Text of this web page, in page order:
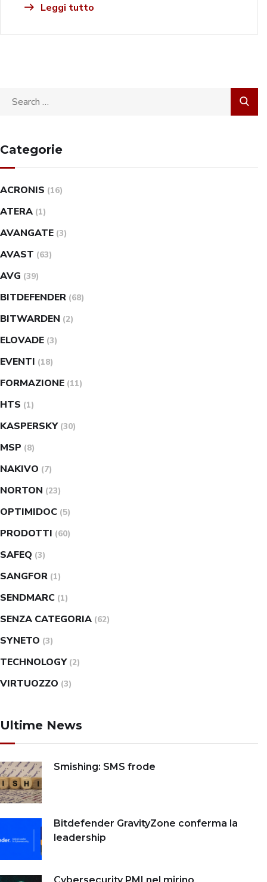
Leggi tutto
Categorie
ACRONIS (16)
ATERA (1)
AVANGATE (3)
AVAST (63)
AVG (39)
BITDEFENDER (68)
BITWARDEN (2)
ELOVADE (3)
EVENTI (18)
FORMAZIONE (11)
HTS (1)
KASPERSKY (30)
MSP (8)
NAKIVO (7)
NORTON (23)
OPTIMIDOC (5)
PRODOTTI (60)
SAFEQ (3)
SANGFOR (1)
SENDMARC (1)
SENZA CATEGORIA (62)
SYNETO (3)
TECHNOLOGY (2)
VIRTUOZZO (3)
Ultime News
Smishing: SMS frode
Bitdefender GravityZone conferma la
leadership